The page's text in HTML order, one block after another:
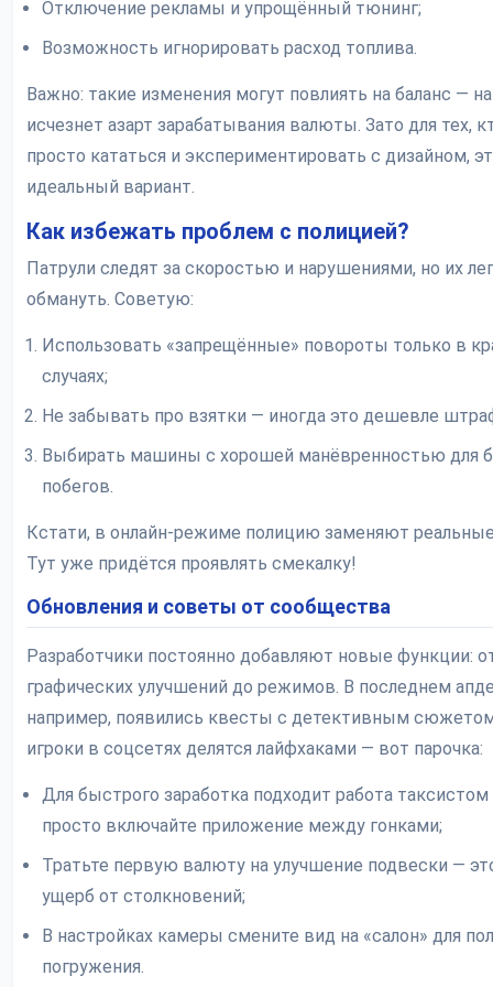
Отключение рекламы и упрощённый тюнинг;
Возможность игнорировать расход топлива.
Важно: такие изменения могут повлиять на баланс —
исчезнет азарт зарабатывания валюты. Зато для тех,
просто кататься и экспериментировать с дизайном,
идеальный вариант.
Как избежать проблем с полицией?
Патрули следят за скоростью и нарушениями, но их
обмануть. Советую:
Использовать «запрещённые» повороты только в
случаях;
Не забывать про взятки — иногда это дешевле
Выбирать машины с хорошей манёвренностью для
побегов.
Кстати, в онлайн-режиме полицию заменяют
Тут уже придётся проявлять смекалку!
Обновления и советы от сообщества
Разработчики постоянно добавляют новые функции:
графических улучшений до режимов. В последнем
например, появились квесты с детективным
игроки в соцсетях делятся лайфхаками — вот парочка:
Для быстрого заработка подходит работа
просто включайте приложение между гонками;
Тратьте первую валюту на улучшение подвески —
ущерб от столкновений;
В настройках камеры смените вид на «салон» для
погружения.